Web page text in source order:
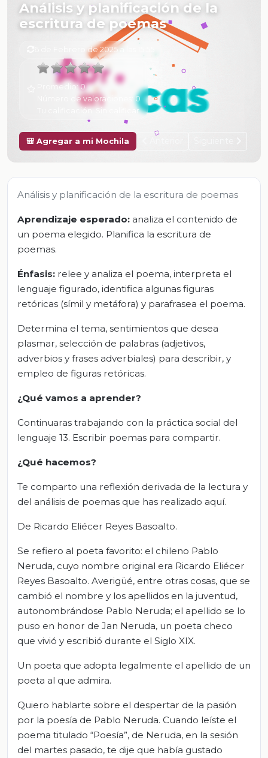
Análisis y planificación de la
escritura de poemas
6 de Febrero de 2025 a las 15:55
Promedio:0
Número de valoraciones: 0
Tu calificación:
Sin calificar
🎒 Agregar a mi Mochila
Análisis y planificación de la escritura de poemas
Aprendizaje esperado: analiza el contenido de
un poema elegido. Planifica la escritura de
poemas.
Énfasis: relee y analiza el poema, interpreta el
lenguaje figurado, identifica algunas figuras
retóricas (símil y metáfora) y parafrasea el poema.
Determina el tema, sentimientos que desea
plasmar, selección de palabras (adjetivos,
adverbios y frases adverbiales) para describir, y
empleo de figuras retóricas.
¿Qué vamos a aprender?
Continuaras trabajando con la práctica social del
lenguaje 13. Escribir poemas para compartir.
¿Qué hacemos?
Te comparto una reflexión derivada de la lectura y
del análisis de poemas que has realizado aquí.
De Ricardo Eliécer Reyes Basoalto.
Se refiero al poeta favorito: el chileno Pablo
Neruda, cuyo nombre original era Ricardo Eliécer
Reyes Basoalto. Averigüé, entre otras cosas, que se
cambió el nombre y los apellidos en la juventud,
autonombrándose Pablo Neruda; el apellido se lo
puso en honor de Jan Neruda, un poeta checo
que vivió y escribió durante el Siglo XIX.
Un poeta que adopta legalmente el apellido de un
poeta al que admira.
Quiero hablarte sobre el despertar de la pasión
por la poesía de Pablo Neruda. Cuando leíste el
poema titulado “Poesía”, de Neruda, en la sesión
del martes pasado, te dije que había gustado